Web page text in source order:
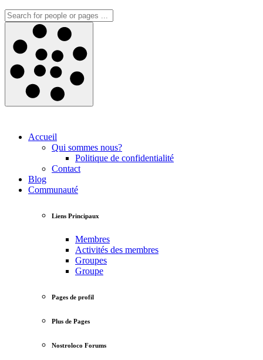
Accueil
Qui sommes nous?
Politique de confidentialité
Contact
Blog
Communauté
Liens Principaux
Membres
Activités des membres
Groupes
Groupe
Pages de profil
Plus de Pages
Nostroloco Forums